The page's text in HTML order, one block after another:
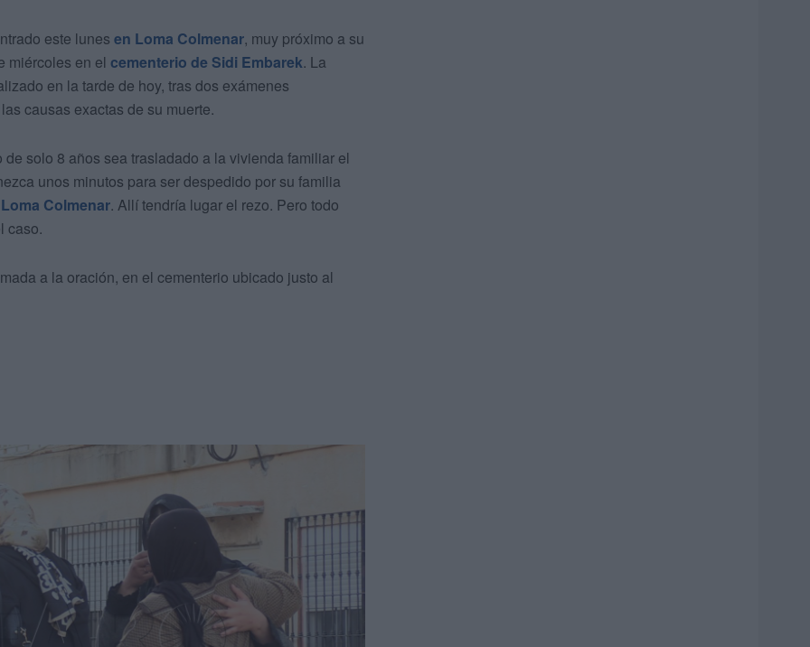
este lunes en Loma Colmenar, muy próximo a su
miércoles en el cementerio de Sidi Embarek. La
en la tarde de hoy, tras dos exámenes
causas exactas de su muerte.
solo 8 años sea trasladado a la vivienda familiar el
unos minutos para ser despedido por su familia
Colmenar. Allí tendría lugar el rezo. Pero todo
caso.
a la oración, en el cementerio ubicado justo al